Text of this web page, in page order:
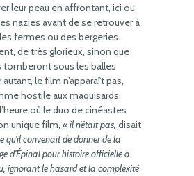
leur peau en affrontant, ici ou
nazies avant de se retrouver à
fermes ou des bergeries.
de très glorieux, sinon que
tomberont sous les balles
le film n’apparaît pas,
hostile aux maquisards.
où le duo de cinéastes
unique film, « il n’était pas, disait
qu’il convenait de donner de la
d’Épinal pour histoire officielle a
ignorant le hasard et la complexité